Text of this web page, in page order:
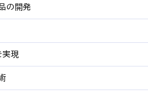
の開発
実現